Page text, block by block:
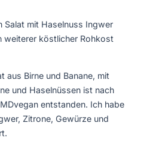
Salat mit Haselnuss Ingwer
weiterer köstlicher Rohkost
aus Birne und Banane, mit
und Haselnüssen ist nach
entstanden. Ich habe
Zitrone, Gewürze und